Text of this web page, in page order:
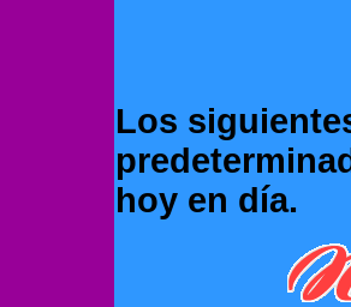
Los
hoy en día.